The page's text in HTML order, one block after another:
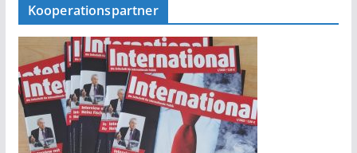
Kooperationspartner